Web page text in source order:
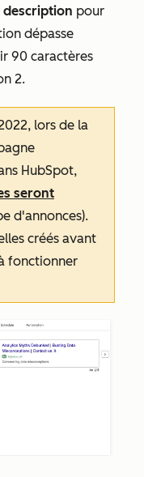
description pour
dépasse
90 caractères
2.
lors de la
HubSpot,
seront
d'annonces).
créés avant
fonctionner